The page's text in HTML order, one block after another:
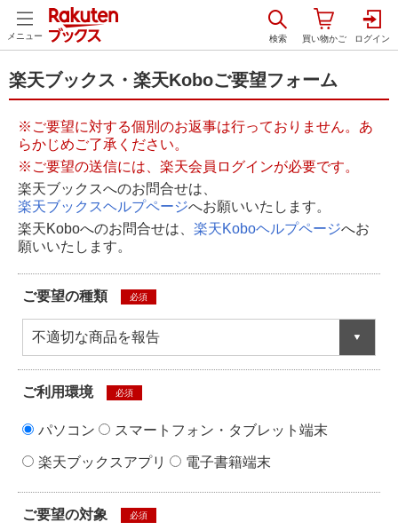
メニュー
楽天ブックス・楽天Koboご要望フォーム
※ご要望に対する個別のお返事は行っておりません。あ
らかじめご了承ください。
※ご要望の送信には、楽天会員ログインが必要です。
楽天ブックスへのお問合せは、
楽天ブックスヘルプページへお願いいたします。
楽天Koboへのお問合せは、 楽天Koboヘルプページへお
願いいたします。
ご要望の種類 必須
不適切な商品を報告
ご利用環境 必須
パソコン スマートフォン・タブレット端末
楽天ブックスアプリ 電子書籍端末
ご要望の対象 必須